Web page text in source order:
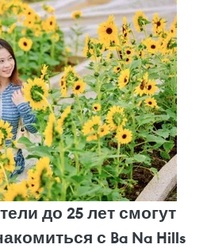
до 25 лет смогут
с Ba Na Hills